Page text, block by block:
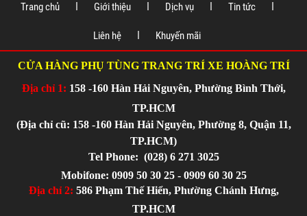
Trang chủ Giới thiệu Dịch vụ Tin tức
Liên hệ Khuyến mãi
CỬA HÀNG PHỤ TÙNG TRANG TRÍ XE HOÀNG TRÍ
Địa chỉ 1: 158 -160 Hàn Hải Nguyên, Phường Bình Thới,
TP.HCM
(Địa chỉ cũ: 158 -160 Hàn Hải Nguyên, Phường 8, Quận 11,
TP.HCM)
Tel Phone: (028) 6 271 3025
Mobifone: 0909 50 30 25 - 0909 60 30 25
Địa chỉ 2: 586 Phạm Thế Hiển, Phường Chánh Hưng,
TP.HCM